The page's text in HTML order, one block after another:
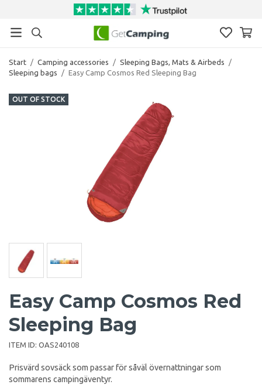
Start / Camping accessories / Sleeping Bags, Mats & Airbeds
/
Sleeping bags
/ Easy Camp Cosmos Red Sleeping Bag
OUT OF STOCK
Easy Camp Cosmos Red
Sleeping Bag
ITEM ID: OAS240108
Prisvärd sovsäck som passar för såväl övernattningar som
sommarens campingäventyr.